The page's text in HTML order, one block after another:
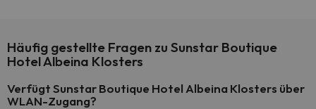
Häufig gestellte Fragen zu Sunstar Boutique
Hotel Albeina Klosters
Verfügt Sunstar Boutique Hotel Albeina Klosters über
WLAN-Zugang?